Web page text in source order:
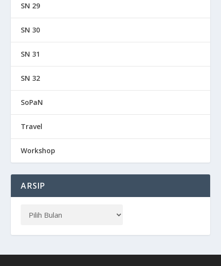
SN 29
SN 30
SN 31
SN 32
SoPaN
Travel
Workshop
ARSIP